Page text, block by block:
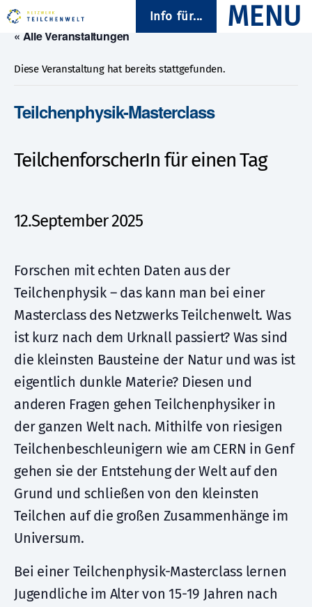
Info für...
« Alle Veranstaltungen
Diese Veranstaltung hat bereits stattgefunden.
Teilchenphysik-Masterclass
TeilchenforscherIn für einen Tag
12.September 2025
Forschen mit echten Daten aus der
Teilchenphysik – das kann man bei einer
Masterclass des Netzwerks Teilchenwelt. Was
ist kurz nach dem Urknall passiert? Was sind
die kleinsten Bausteine der Natur und was ist
eigentlich dunkle Materie? Diesen und
anderen Fragen gehen Teilchenphysiker in
der ganzen Welt nach. Mithilfe von riesigen
Teilchenbeschleunigern wie am CERN in Genf
gehen sie der Entstehung der Welt auf den
Grund und schließen von den kleinsten
Teilchen auf die großen Zusammenhänge im
Universum.
Bei einer Teilchenphysik-Masterclass lernen
Jugendliche im Alter von 15-19 Jahren nach